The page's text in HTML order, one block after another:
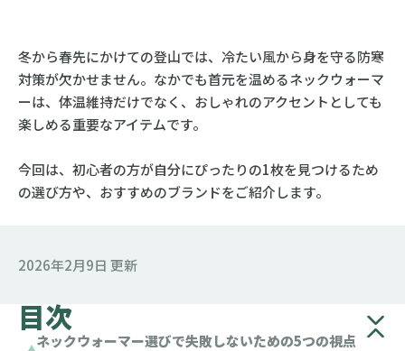
冬から春先にかけての登山では、冷たい風から身を守る防寒
対策が欠かせません。なかでも首元を温めるネックウォーマ
ーは、体温維持だけでなく、おしゃれのアクセントとしても
楽しめる重要なアイテムです。
今回は、初心者の方が自分にぴったりの1枚を見つけるため
の選び方や、おすすめのブランドをご紹介します。
2026年2月9日 更新
目次
ネックウォーマー選びで失敗しないための5つの視点